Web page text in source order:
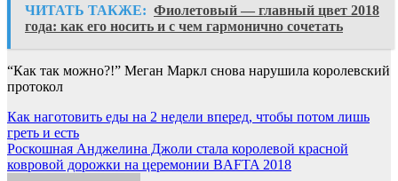
ЧИТАТЬ ТАКЖЕ: Фиолетовый — главный цвет 2018
года: как его носить и с чем гармонично сочетать
“Как так можно?!” Меган Маркл снова нарушила королевский
протокол
Навигация
по
записям
Как наготовить еды на 2 недели вперед, чтобы потом лишь
греть и есть
Роскошная Анджелина Джоли стала королевой красной
ковровой дорожки на церемонии BAFTA 2018